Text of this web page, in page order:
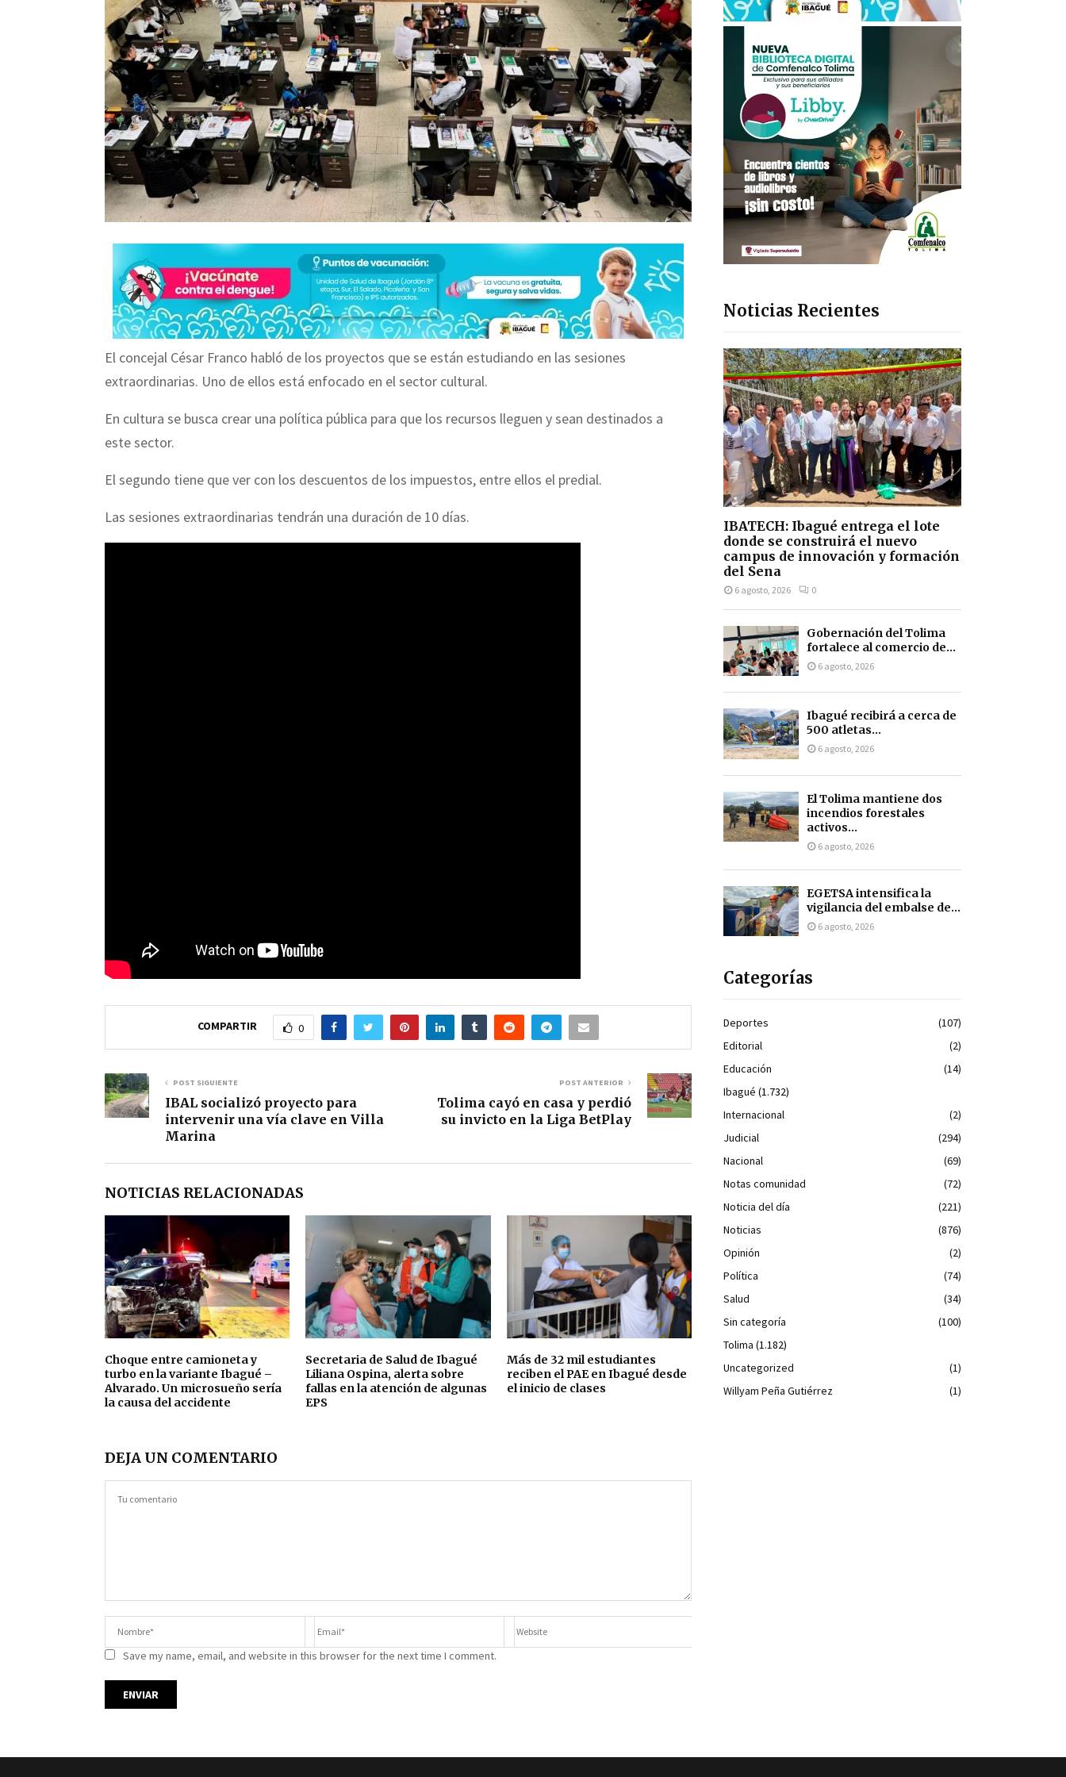
El concejal César Franco habló de los proyectos que se están estudiando en las sesiones
extraordinarias. Uno de ellos está enfocado en el sector cultural.
En cultura se busca crear una política pública para que los recursos lleguen y sean destinados a
este sector.
El segundo tiene que ver con los descuentos de los impuestos, entre ellos el predial.
Las sesiones extraordinarias tendrán una duración de 10 días.
COMPARTIR 0
POST SIGUIENTE
IBAL socializó proyecto para
intervenir una vía clave en Villa
Marina
POST ANTERIOR
Tolima cayó en casa y perdió
su invicto en la Liga BetPlay
NOTICIAS RELACIONADAS
Choque entre camioneta y
turbo en la variante Ibagué –
Alvarado. Un microsueño sería
la causa del accidente
Secretaria de Salud de Ibagué
Liliana Ospina, alerta sobre
fallas en la atención de algunas
EPS
Más de 32 mil estudiantes
reciben el PAE en Ibagué desde
el inicio de clases
DEJA UN COMENTARIO
Save my name, email, and website in this browser for the next time I comment.
Noticias Recientes
IBATECH: Ibagué entrega el lote
donde se construirá el nuevo
campus de innovación y formación
del Sena
6 agosto, 2026 0
Gobernación del Tolima
fortalece al comercio de...
6 agosto, 2026
Ibagué recibirá a cerca de
500 atletas...
6 agosto, 2026
El Tolima mantiene dos
incendios forestales
activos...
6 agosto, 2026
EGETSA intensifica la
vigilancia del embalse de...
6 agosto, 2026
Categorías
Deportes
(107)
Editorial
(2)
Educación
(14)
Ibagué (1.732)
Internacional
(2)
Judicial
(294)
Nacional
(69)
Notas comunidad
(72)
Noticia del día
(221)
Noticias
(876)
Opinión
(2)
Política
(74)
Salud
(34)
Sin categoría
(100)
Tolima (1.182)
Uncategorized
(1)
Willyam Peña Gutiérrez
(1)